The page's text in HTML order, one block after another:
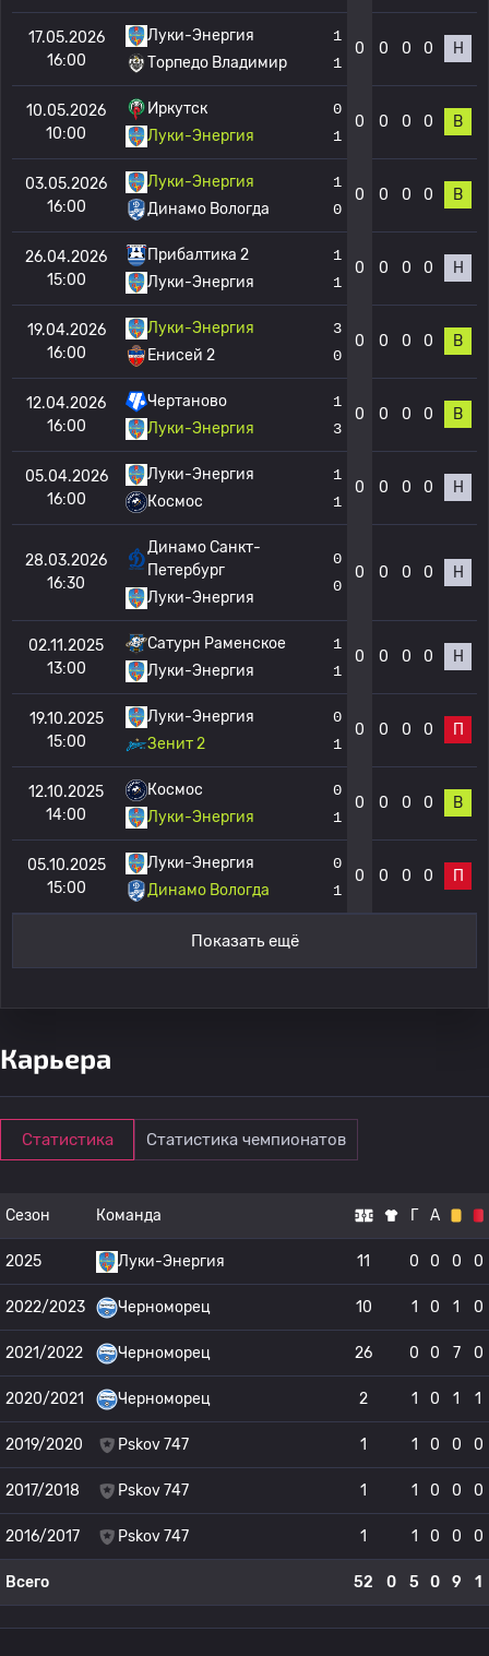
17.05.2026
16:00
Луки-Энергия
Торпедо Владимир
1
1
0 0 0 0 Н
10.05.2026
10:00
Иркутск
Луки-Энергия
0
1
0 0 0 0 В
03.05.2026
16:00
Луки-Энергия
Динамо Вологда
1
0
0 0 0 0 В
26.04.2026
15:00
Прибалтика 2
Луки-Энергия
1
1
0 0 0 0 Н
19.04.2026
16:00
Луки-Энергия
Енисей 2
3
0
0 0 0 0 В
12.04.2026
16:00
Чертаново
Луки-Энергия
1
3
0 0 0 0 В
05.04.2026
16:00
Луки-Энергия
Космос
1
1
0 0 0 0 Н
28.03.2026
16:30
Динамо Санкт-
Петербург
Луки-Энергия
0
0
0 0 0 0 Н
02.11.2025
13:00
Сатурн Раменское
Луки-Энергия
1
1
0 0 0 0 Н
19.10.2025
15:00
Луки-Энергия
Зенит 2
0
1
0 0 0 0 П
12.10.2025
14:00
Космос
Луки-Энергия
0
1
0 0 0 0 В
05.10.2025
15:00
Луки-Энергия
Динамо Вологда
0
1
0 0 0 0 П
Показать ещё
Карьера
Статистика Статистика чемпионатов
Сезон Команда Г А
2025 Луки-Энергия 11 0 0 0 0
2022/2023 Черноморец 10 1 0 1 0
2021/2022 Черноморец 26 0 0 7 0
2020/2021 Черноморец 2 1 0 1 1
2019/2020 Pskov 747 1 1 0 0 0
2017/2018 Pskov 747 1 1 0 0 0
2016/2017 Pskov 747 1 1 0 0 0
Всего 52 0 5 0 9 1